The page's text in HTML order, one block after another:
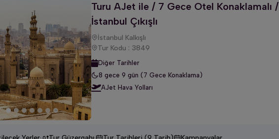
Turu AJet ile / 7 Gece Otel Konaklamalı /
İstanbul Çıkışlı
İstanbul Kalkışlı
Tur Kodu : 3849
Diğer Tarihler
8 gece 9 gün (7 Gece Konaklama)
AJet Hava Yolları